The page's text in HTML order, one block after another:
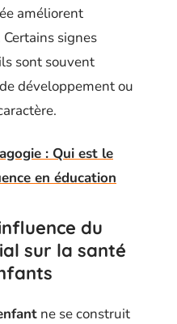
améliorent
signes
sont souvent
développement ou
: Qui est le
en éducation
du
sur la santé
ne se construit